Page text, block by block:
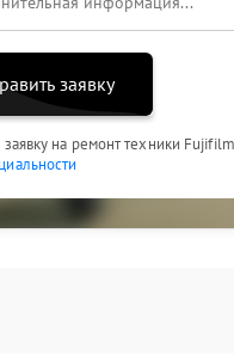
заявку
заявку на ремонт техники